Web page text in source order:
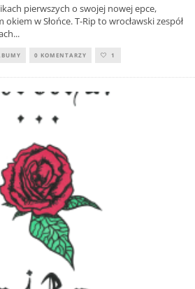
pierwszych o swojej nowej epce,
w Słońce. T-Rip to wrocławski zespół
...
0 KOMENTARZY 1